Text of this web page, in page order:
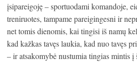
įsipareigoję – sportuodami komandoje,
treniruotes, tampame pareigingesni ir
net tomis dienomis, kai tingisi iš namų
kad kažkas tavęs laukia, kad nuo tavęs
– ir atsakomybė nustumia tingias mintis į